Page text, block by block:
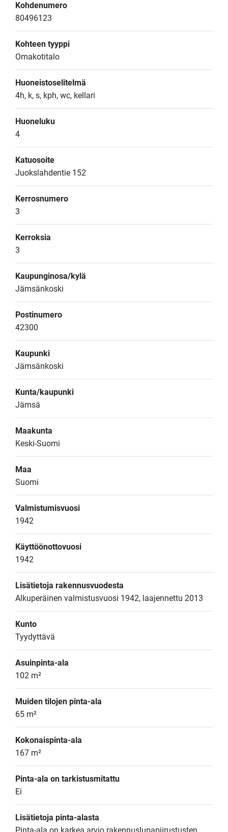
Kohdenumero
80496123
Kohteen tyyppi
Omakotitalo
Huoneistoselitelmä
4h, k, s, kph, wc, kellari
Huoneluku
4
Katuosoite
Juokslahdentie 152
Kerrosnumero
3
Kerroksia
3
Kaupunginosa/kylä
Jämsänkoski
Postinumero
42300
Kaupunki
Jämsänkoski
Kunta/kaupunki
Jämsä
Maakunta
Keski-Suomi
Maa
Suomi
Valmistumisvuosi
1942
Käyttöönottovuosi
1942
Lisätietoja rakennusvuodesta
Alkuperäinen valmistusvuosi 1942, laajennettu 2013
Kunto
Tyydyttävä
Asuinpinta-ala
102 m²
Muiden tilojen pinta-ala
65 m²
Kokonaispinta-ala
167 m²
Pinta-ala on tarkistusmitattu
Ei
Lisätietoja pinta-alasta